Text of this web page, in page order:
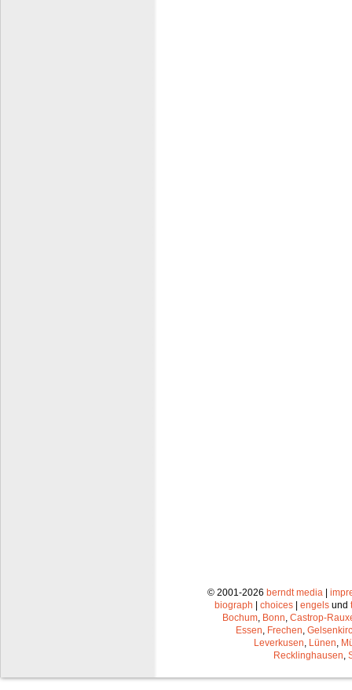
© 2001-2026 berndt media |
biograph | choices | engels und
Bochum Bonn Castrop-
Essen Frechen
Leverkusen Lünen
Recklinghausen